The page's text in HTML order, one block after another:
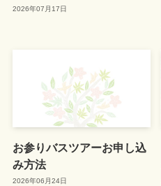
2026年07月17日
お参りバスツアーお申し込
み方法
2026年06月24日